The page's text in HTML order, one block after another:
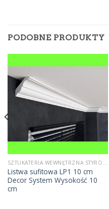
PODOBNE PRODUKTY
SZTUKATERIA WEWNĘTRZNA STYROPIANOWA
Listwa sufitowa LP1 10 cm
Decor System Wysokość 10
cm